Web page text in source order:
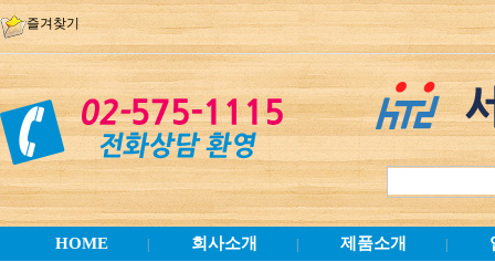
즐겨찾기
HOME 회사소개 제품소개